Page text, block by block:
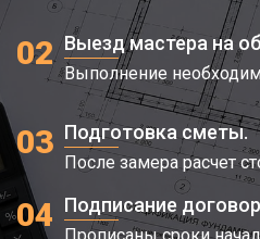
02 Выезд мастера на
Выполнение
03 Подготовка сметы.
После замера расчет
04 Подписание